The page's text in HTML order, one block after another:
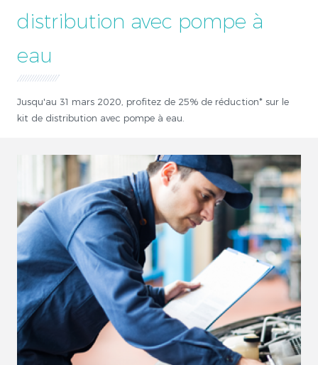
distribution avec pompe à
eau
Jusqu'au 31 mars 2020, profitez de 25% de réduction* sur le
kit de distribution avec pompe à eau.